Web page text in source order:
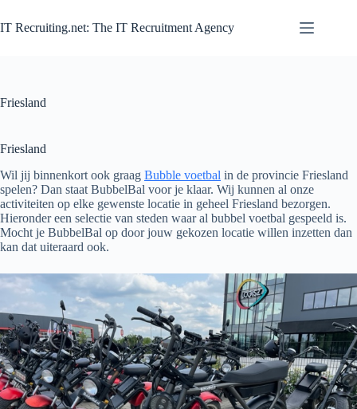
Inhalt
springen
IT Recruiting.net: The IT Recruitment Agency
Friesland
Friesland
Wil jij binnenkort ook graag Bubble voetbal in de provincie Friesland
spelen? Dan staat BubbelBal voor je klaar. Wij kunnen al onze
activiteiten op elke gewenste locatie in geheel Friesland bezorgen.
Hieronder een selectie van steden waar al bubbel voetbal gespeeld is.
Mocht je BubbelBal op door jouw gekozen locatie willen inzetten dan
kan dat uiteraard ook.